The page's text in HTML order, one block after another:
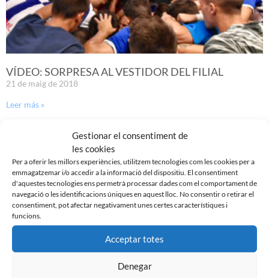
Gestionar el consentiment de
les cookies
Per a oferir les millors experiències, utilitzem tecnologies com les cookies per a
emmagatzemar i/o accedir a la informació del dispositiu. El consentiment
d'aquestes tecnologies ens permetrà processar dades com el comportament de
navegació o les identificacions úniques en aquest lloc. No consentir o retirar el
consentiment, pot afectar negativament unes certes característiques i
funcions.
Acceptar totes
Denegar
VÍDEO: SORPRESA AL VESTIDOR DEL FILIAL
21 de maig de 2018
Leer más »